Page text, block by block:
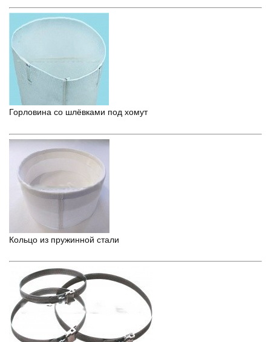
Горловина со шлёвками под хомут
Кольцо из пружинной стали